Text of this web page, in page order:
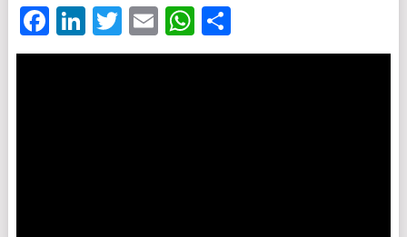
Facebook
LinkedIn
Twitter
EmailWhatsApp
分
享